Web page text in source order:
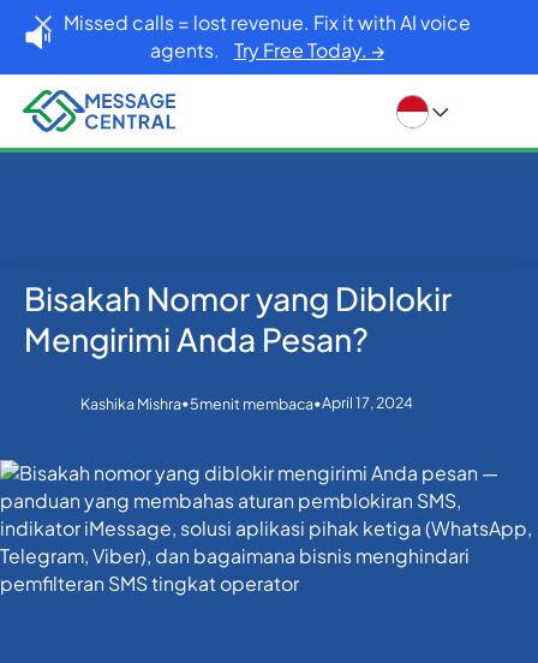
Missed calls = lost revenue. Fix it with AI voice
agents. Try Free Today. →
Rumah Blog
API SMS
Bisakah Nomor yang Diblokir Mengirimi Anda Pesan?
Bisakah Nomor yang Diblokir
Mengirimi Anda Pesan?
Kashika Mishra•5menit membaca•April 17, 2024